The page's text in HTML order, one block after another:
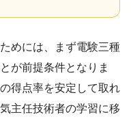
めには、まず電験三種
が前提条件となりま
得点率を安定して取れ
主任技術者の学習に移